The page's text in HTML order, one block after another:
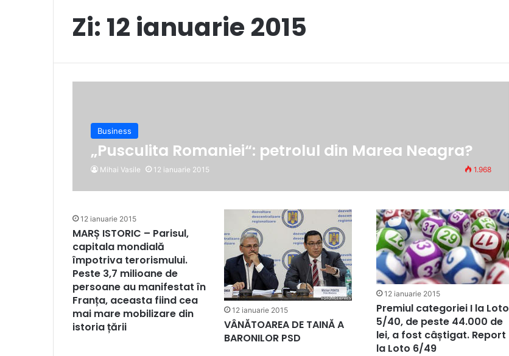
Zi: 12 ianuarie 2015
Business
„Pusculita Romaniei“: petrolul din Marea Neagra?
Mihai Vasile 12 ianuarie 2015 1.968
12 ianuarie 2015
MARȘ ISTORIC – Parisul,
capitala mondială
împotriva terorismului.
Peste 3,7 milioane de
persoane au manifestat în
Franța, aceasta fiind cea
mai mare mobilizare din
istoria țării
12 ianuarie 2015
VÂNĂTOAREA DE TAINĂ A
BARONILOR PSD
12 ianuarie 2015
Premiul categoriei I la Loto
5/40, de peste 44.000 de
lei, a fost câștigat. Report
la Loto 6/49